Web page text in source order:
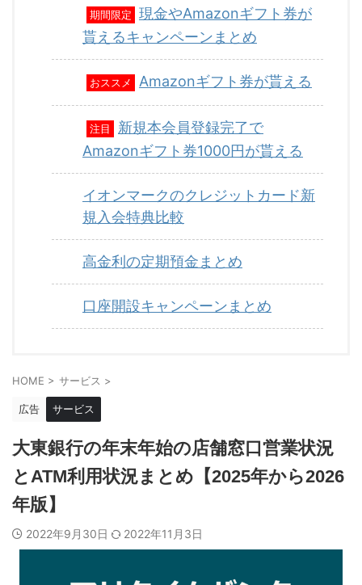
期間限定
現金やAmazonギフト券が
貰えるキャンペーンまとめ
おススメ Amazonギフト券が貰える
注目
新規本会員登録完了で
Amazonギフト券1000円が貰える
イオンマークのクレジットカード新
規入会特典比較
高金利の定期預金まとめ
口座開設キャンペーンまとめ
HOME > サービス >
広告 サービス
大東銀行の年末年始の店舗窓口営業状況
とATM利用状況まとめ【2025年から2026
年版】
2022年9月30日 2022年11月3日